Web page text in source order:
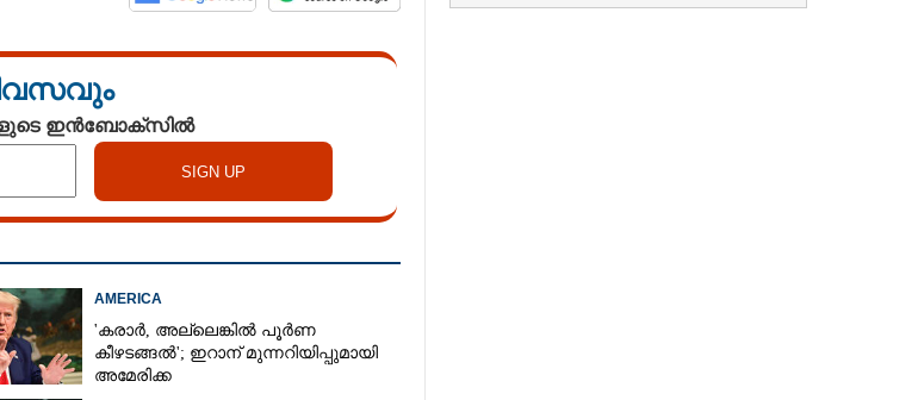
ഇൻബോക്സിൽ
AMERICA
'കരാർ, അല്ലെങ്കിൽ പൂർണ
കീഴടങ്ങൽ'; ഇറാന് മുന്നറിയിപ്പുമായി
അമേരിക്ക